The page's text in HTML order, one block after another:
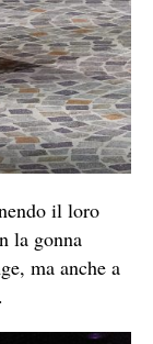
il loro
la gonna
ma anche a